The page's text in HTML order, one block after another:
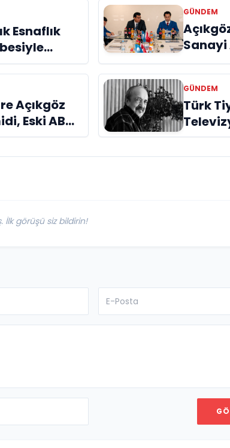
Esnaflık
Yeni
GÜNDEM
Sanayi
Vizyon
Açıkgöz
Eski AB
ve
Egemen
GÜNDEM
Türk
İsmi
İlk görüşü siz bildirin!